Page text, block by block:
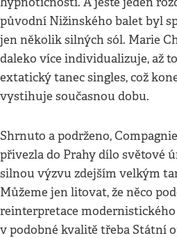
původní Nižinského balet byl
jen několik silných sól. Marie
daleko více individualizuje, až
extatický tanec singles, což
vystihuje současnou dobu.
Shrnuto a podrženo,
přivezla do Prahy dílo světové
silnou výzvu zdejším velkým
Můžeme jen litovat, že něco
reinterpretace
v podobné kvalitě třeba Státní